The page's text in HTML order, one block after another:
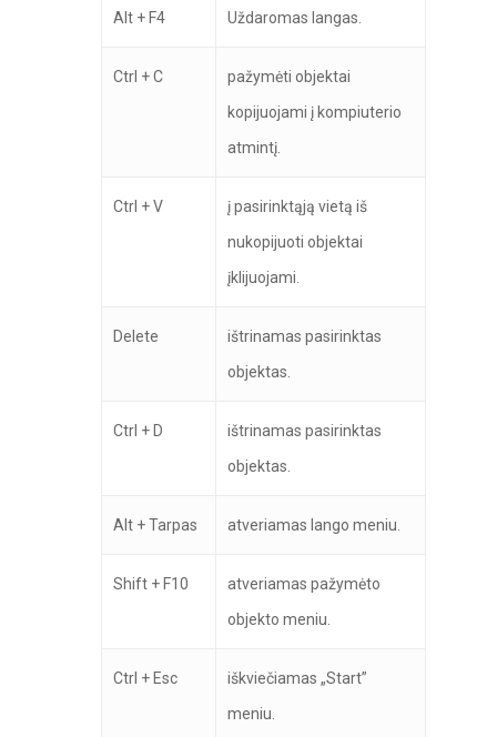
Alt + F4 Uždaromas langas.
Ctrl + C
pažymėti objektai
kopijuojami į kompiuterio
atmintį.
Ctrl + V
į pasirinktąją vietą iš
nukopijuoti objektai
įklijuojami.
Delete
ištrinamas pasirinktas
objektas.
Ctrl + D
ištrinamas pasirinktas
objektas.
Alt + Tarpas atveriamas lango meniu.
Shift + F10
atveriamas pažymėto
objekto meniu.
Ctrl + Esc
iškviečiamas „Start”
meniu.